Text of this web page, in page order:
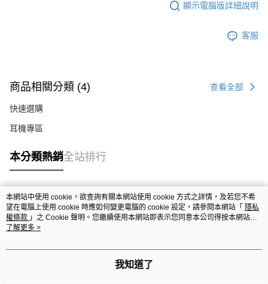
顯示電腦版詳細說明
客服
商品相關分類 (4) 查看全部
快速選購
耳機專區
本分類熱銷全站排行
熱門標籤
本網站中使用 cookie，欲查詢有關本網站使用 cookie 方式之詳情，及若您不希
望在電腦上使用 cookie 時應如何變更電腦的 cookie 設定，請參閱本網站「 隱私
權條款 」之 Cookie 聲明。您繼續使用本網站即表示您同意本公司得按本網站使
用條款之 Cookie 聲明使用 cookie。
了解更多 >
我知道了